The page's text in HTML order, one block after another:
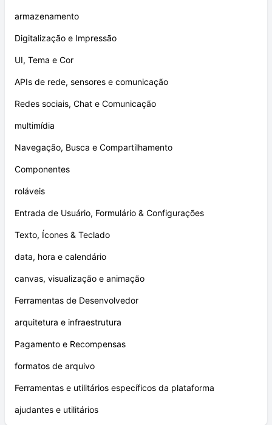
armazenamento
Digitalização e Impressão
UI, Tema e Cor
APIs de rede, sensores e comunicação
Redes sociais, Chat e Comunicação
multimídia
Navegação, Busca e Compartilhamento
Componentes
roláveis
Entrada de Usuário, Formulário & Configurações
Texto, Ícones & Teclado
data, hora e calendário
canvas, visualização e animação
Ferramentas de Desenvolvedor
arquitetura e infraestrutura
Pagamento e Recompensas
formatos de arquivo
Ferramentas e utilitários específicos da plataforma
ajudantes e utilitários